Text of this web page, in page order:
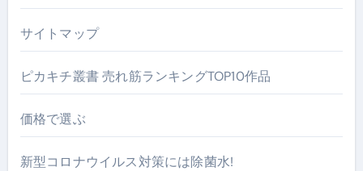
サイトマップ
ピカキチ叢書 売れ筋ランキングTOP10作品
価格で選ぶ
新型コロナウイルス対策には除菌水!